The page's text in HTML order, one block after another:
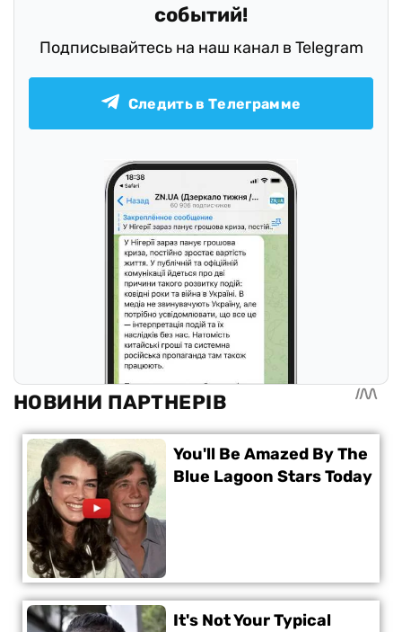
событий!
Подписывайтесь на наш канал в Telegram
Следить в Телеграмме